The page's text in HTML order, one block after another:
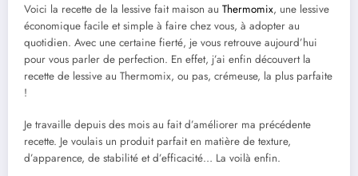
Voici la recette de la lessive fait maison au Thermomix, une lessive
économique facile et simple à faire chez vous, à adopter au
quotidien. Avec une certaine fierté, je vous retrouve aujourd’hui
pour vous parler de perfection. En effet, j’ai enfin découvert la
recette de lessive au Thermomix, ou pas, crémeuse, la plus parfaite
!
Je travaille depuis des mois au fait d’améliorer ma précédente
recette. Je voulais un produit parfait en matière de texture,
d’apparence, de stabilité et d’efficacité… La voilà enfin.